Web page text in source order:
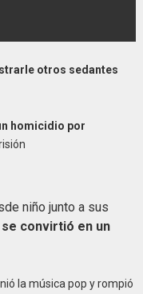
otros sedantes
homicidio por
niño junto a sus
convirtió en un
la música pop y rompió